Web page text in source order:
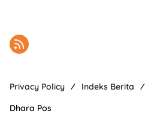
Privacy Policy Indeks Berita
Dhara Pos